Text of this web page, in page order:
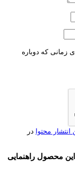
زمانی که دوباره
انتشار محتوا در
محصول راهنمایی